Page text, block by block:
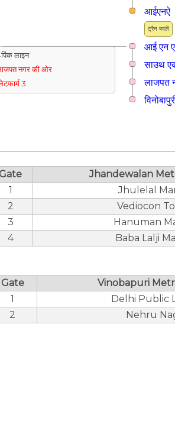
ट्रैन बदलें
आईएनऐ
आई एन ए
लाइन
नगर की ओर
3
साउथ
लाजपत
Gate
Jhandewalan
1
Jhulelal
2
Vediocon
3
Hanuman
4
Baba Lalji
Gate
Vinobapuri
1
Delhi Public
2
Nehru